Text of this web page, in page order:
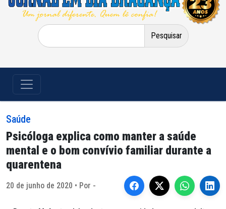
Pesquisar
por:
Saúde
Psicóloga explica como manter a saúde
mental e o bom convívio familiar durante a
quarentena
20 de junho de 2020 • Por -